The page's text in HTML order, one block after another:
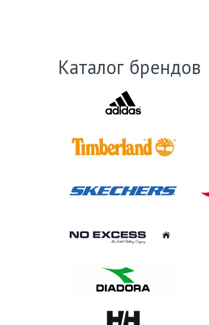
Каталог брендов